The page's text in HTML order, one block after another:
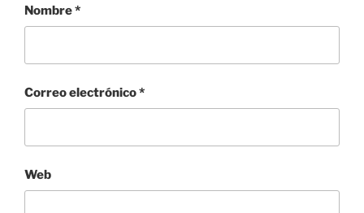
Nombre*
Correo electrónico*
Web